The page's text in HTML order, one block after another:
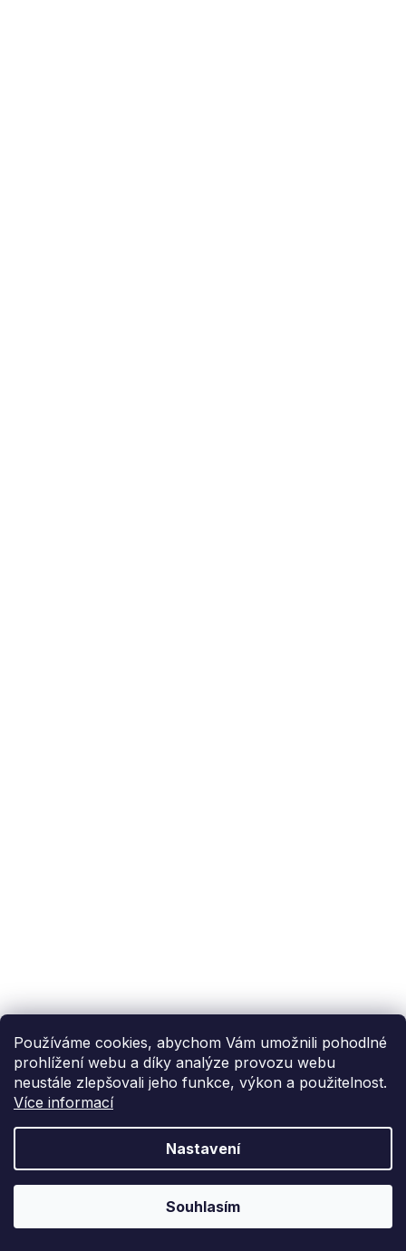
Používáme cookies, abychom Vám umožnili pohodlné
prohlížení webu a díky analýze provozu webu
neustále zlepšovali jeho funkce, výkon a použitelnost.
Více informací
Nastavení
Souhlasím